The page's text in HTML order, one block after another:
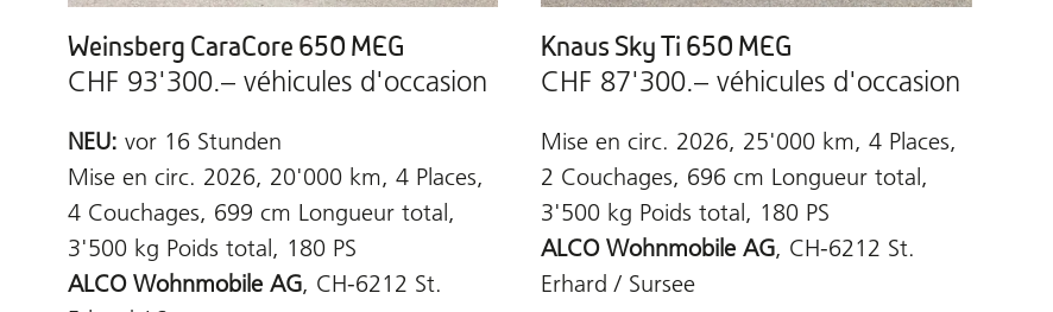
Weinsberg CaraCore 650 MEG
CHF 93'300.– véhicules d'occasion
NEU: vor 16 Stunden
Mise en circ. 2026, 20'000 km, 4 Places,
4 Couchages, 699 cm Longueur total,
3'500 kg Poids total, 180 PS
ALCO Wohnmobile AG, CH-6212 St.
Knaus Sky Ti 650 MEG
CHF 87'300.– véhicules d'occasion
Mise en circ. 2026, 25'000 km, 4 Places,
2 Couchages, 696 cm Longueur total,
3'500 kg Poids total, 180 PS
ALCO Wohnmobile AG, CH-6212 St.
Erhard / Sursee